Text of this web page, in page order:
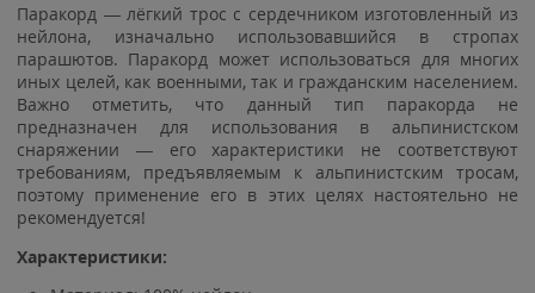
Паракорд — лёгкий трос с сердечником изготовленный из
нейлона, изначально использовавшийся в стропах
парашютов. Паракорд может использоваться для многих
иных целей, как военными, так и гражданским населением.
Важно отметить, что данный тип паракорда не
предназначен для использования в альпинистском
снаряжении — его характеристики не соответствуют
требованиям, предъявляемым к альпинистским тросам,
поэтому применение его в этих целях настоятельно не
рекомендуется!
Характеристики: